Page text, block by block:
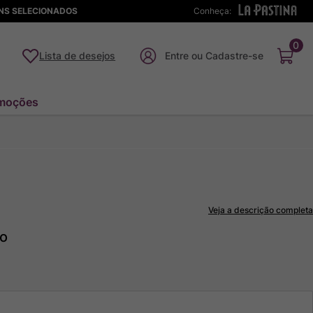
Conheça:
SELECIONADOS
Lista de desejos
0
Veja a descrição completa